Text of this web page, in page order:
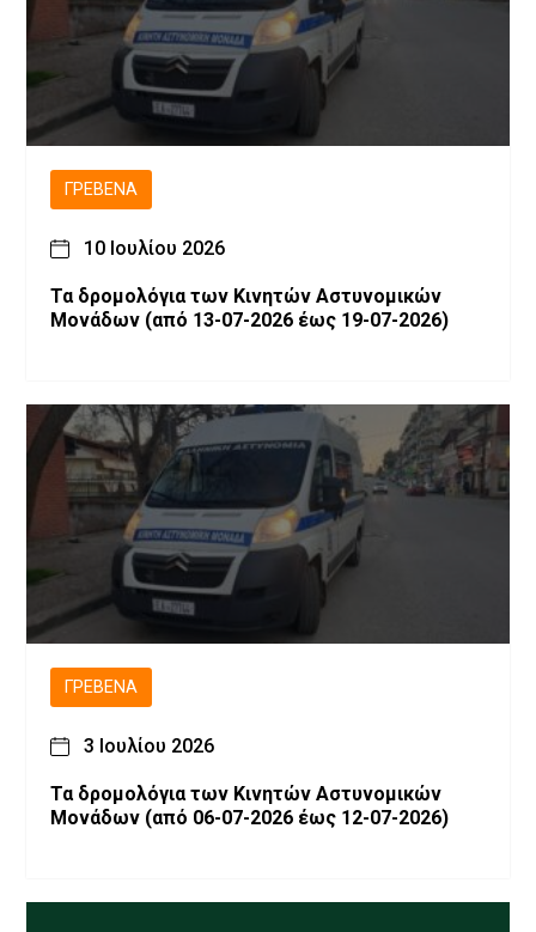
ΓΡΕΒΕΝΆ
10 Ιουλίου 2026
Τα δρομολόγια των Κινητών Αστυνομικών
Μονάδων (από 13-07-2026 έως 19-07-2026)
ΓΡΕΒΕΝΆ
3 Ιουλίου 2026
Τα δρομολόγια των Κινητών Αστυνομικών
Μονάδων (από 06-07-2026 έως 12-07-2026)